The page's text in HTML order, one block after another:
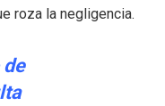
roza la negligencia.